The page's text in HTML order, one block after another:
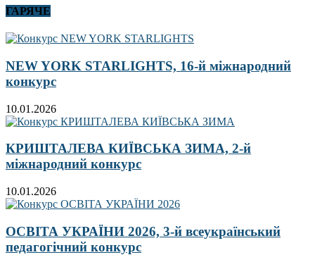
ГАРЯЧЕ
NEW YORK STARLIGHTS, 16-й міжнародний
конкурс
10.01.2026
КРИШТАЛЕВА КИЇВСЬКА ЗИМА, 2-й
міжнародний конкурс
10.01.2026
ОСВІТА УКРАЇНИ 2026, 3-й всеукраїнський
педагогічний конкурс